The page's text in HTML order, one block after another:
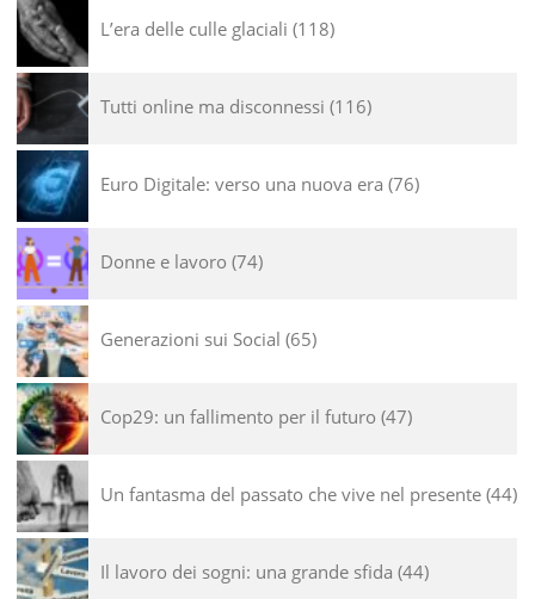
L’era delle culle glaciali 118
Tutti online ma disconnessi 116
Euro Digitale: verso una nuova era 76
Donne e lavoro 74
Generazioni sui Social 65
Cop29: un fallimento per il futuro 47
Un fantasma del passato che vive nel presente 44
Il lavoro dei sogni: una grande sfida 44